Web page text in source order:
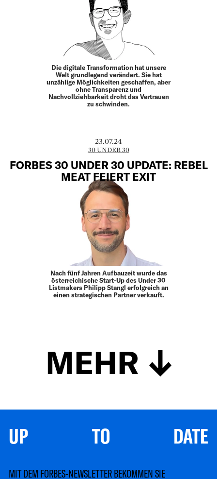
Die digitale Transformation hat unsere
Welt grundlegend verändert. Sie hat
unzählige Möglichkeiten geschaffen, aber
ohne Transparenz und
Nachvollziehbarkeit droht das Vertrauen
zu schwinden.
23.07.24
30 UNDER 30
FORBES 30 UNDER 30 UPDATE: REBEL
MEAT FEIERT EXIT
Nach fünf Jahren Aufbauzeit wurde das
österreichische Start-Up des Under 30
Listmakers Philipp Stangl erfolgreich an
einen strategischen Partner verkauft.
MEHR
UP TO DATE
MIT DEM FORBES-NEWSLETTER BEKOMMEN SIE